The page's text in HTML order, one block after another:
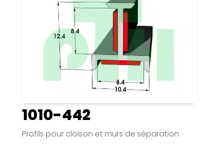
1010-442
Profils pour cloison et murs de séparation